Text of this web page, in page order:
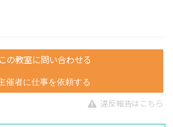
この教室に問い合わせる
催者に仕事を依頼する
違反報告はこちら